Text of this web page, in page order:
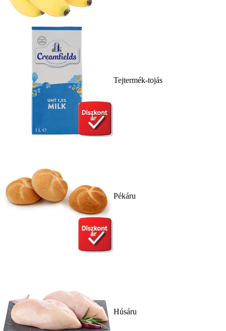
Tejtermék-tojás
Pékáru
Húsáru